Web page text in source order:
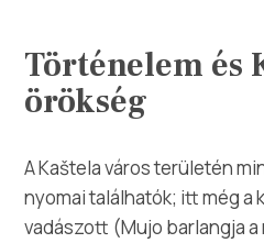
Info
Multimédia
Safe in Dalmatia
Történelem és
örökség
A Kaštela város területén
nyomai találhatók; itt még a
vadászott (Mujo barlangja